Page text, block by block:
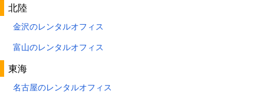
北陸
金沢のレンタルオフィス
富山のレンタルオフィス
東海
名古屋のレンタルオフィス